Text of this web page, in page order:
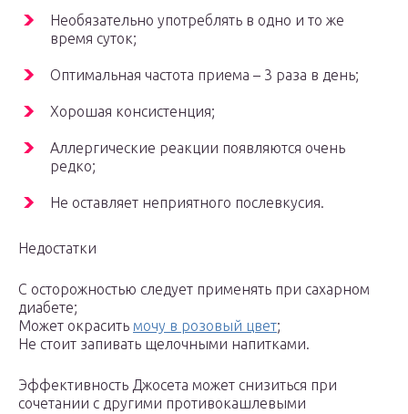
Необязательно употреблять в одно и то же
время суток;
Оптимальная частота приема – 3 раза в день;
Хорошая консистенция;
Аллергические реакции появляются очень
редко;
Не оставляет неприятного послевкусия.
Недостатки
С осторожностью следует применять при сахарном
диабете;
Может окрасить мочу в розовый цвет;
Не стоит запивать щелочными напитками.
Эффективность Джосета может снизиться при
сочетании с другими противокашлевыми